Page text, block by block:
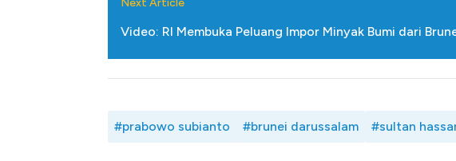
Video: RI Membuka Peluang Impor Minyak Bumi dari
#prabowo subianto #brunei darussalam #sultan